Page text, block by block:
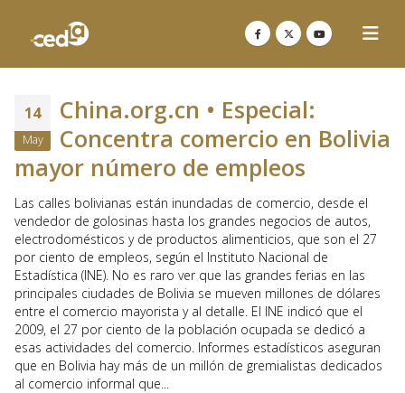
14
May
China.org.cn • Especial:
Concentra comercio en Bolivia
mayor número de empleos
Las calles bolivianas están inundadas de comercio, desde el
vendedor de golosinas hasta los grandes negocios de autos,
electrodomésticos y de productos alimenticios, que son el 27
por ciento de empleos, según el Instituto Nacional de
Estadística (INE). No es raro ver que las grandes ferias en las
principales ciudades de Bolivia se mueven millones de dólares
entre el comercio mayorista y al detalle. El INE indicó que el
2009, el 27 por ciento de la población ocupada se dedicó a
esas actividades del comercio. Informes estadísticos aseguran
que en Bolivia hay más de un millón de gremialistas dedicados
al comercio informal que...